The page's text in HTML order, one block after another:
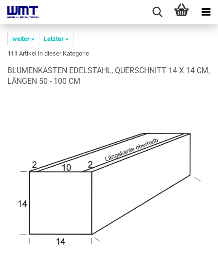
weiter »
Letzter »
111 Artikel in dieser Kategorie
BLU­MEN­KAS­TEN EDEL­STAHL, QUER­SCHNITT 14 X 14 CM,
LÄN­GEN 50 - 100 CM